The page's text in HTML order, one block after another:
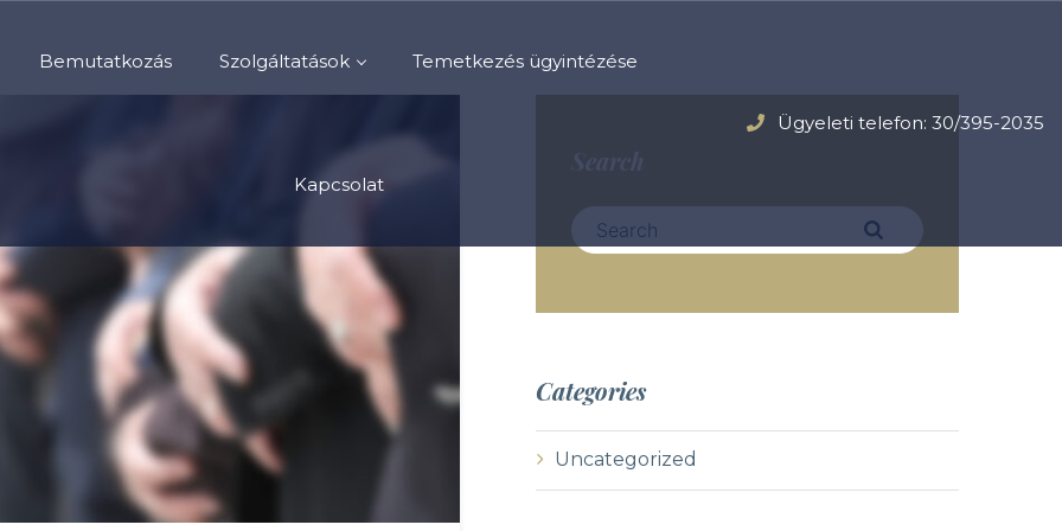
Bemutatkozás Szolgáltatások Temetkezés ügyintézése
Kapcsolat
Ügyeleti telefon: 30/395-2035
Search
S
e
Categories
Uncategorized